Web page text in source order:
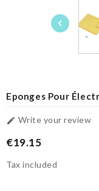

Eponges Pour
 Write your review
€19.15
Tax included